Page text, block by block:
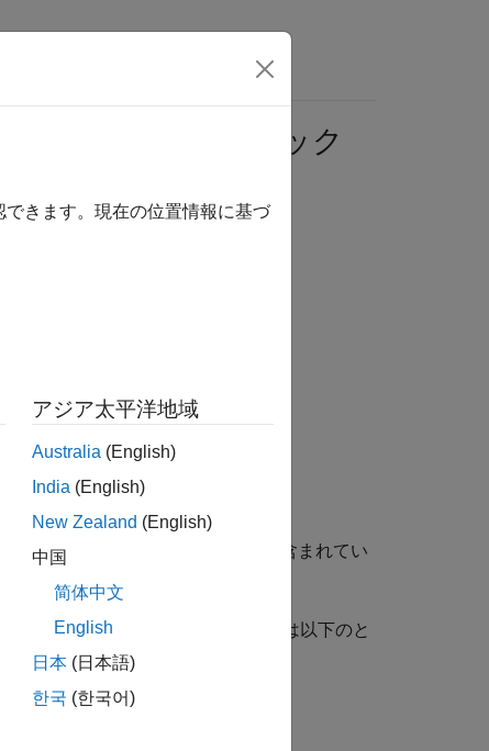
アクションをチェック
どうかをチェックします。
必要です。
ブ ID に対応するサブチェックが含まれてい
されているガイドライン サブ ID は以下のと
きます。現在の位置情報に基づ
アジア太平洋地域
Australia (English)
India (English)
New Zealand (English)
中国
简体中文
English
日本 (日本語)
한국 (한국어)